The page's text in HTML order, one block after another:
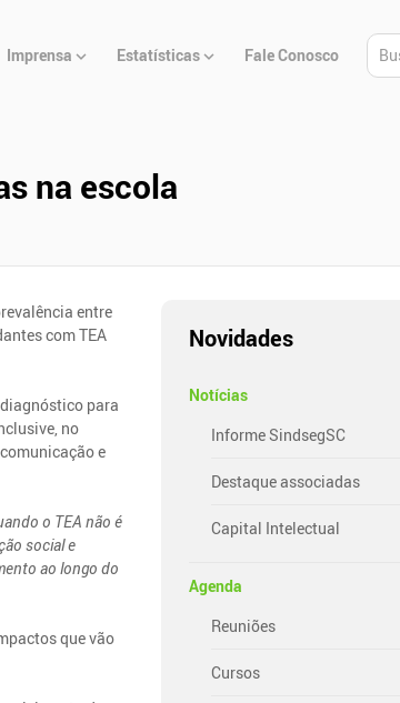
Imprensa Estatísticas Fale Conosco
na escola
entre
com TEA
para
no
e
o TEA não é
social e
ao longo do
que vão
Novidades
Notícias
Informe SindsegSC
Destaque associadas
Capital Intelectual
Agenda
Reuniões
Cursos